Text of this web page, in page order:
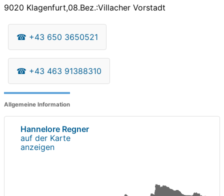
9020 Klagenfurt,08.Bez.:Villacher Vorstadt
☎ +43 650 3650521
☎ +43 463 91388310
Allgemeine Information
Hannelore Regner
auf der Karte
anzeigen